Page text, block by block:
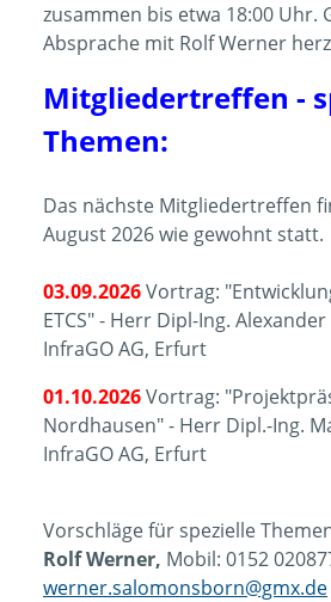
zusammen bis etwa 18:00 Uhr.
Absprache mit Rolf Werner
Mitgliedertreffen -
Themen:
Das nächste Mitgliedertreffen
August 2026 wie gewohnt statt.
03.09.2026Vortrag:
ETCS" - Herr Dipl-Ing.
InfraGO AG, Erfurt
01.10.2026Vortrag:
Nordhausen" - Herr Dipl.-Ing.
InfraGO AG, Erfurt
Vorschläge für spezielle
Rolf Werner, Mobil: 0152
werner.salomonsborn@gmx.de